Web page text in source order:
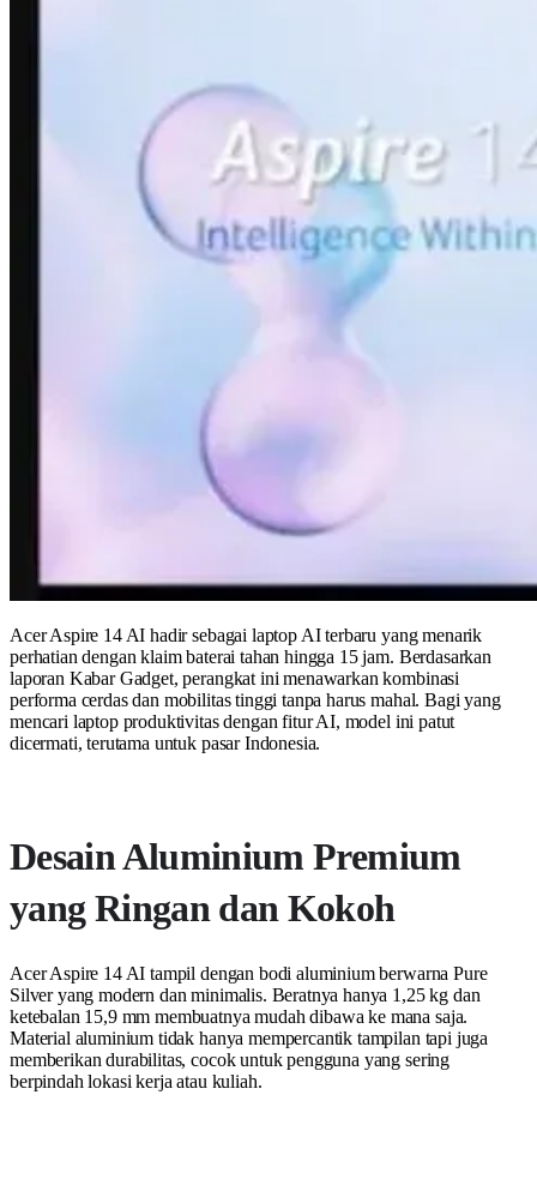
Acer Aspire 14 AI hadir sebagai laptop AI terbaru yang menarik
perhatian dengan klaim baterai tahan hingga 15 jam. Berdasarkan
laporan Kabar Gadget, perangkat ini menawarkan kombinasi
performa cerdas dan mobilitas tinggi tanpa harus mahal. Bagi yang
mencari laptop produktivitas dengan fitur AI, model ini patut
dicermati, terutama untuk pasar Indonesia.
Desain Aluminium Premium
yang Ringan dan Kokoh
Acer Aspire 14 AI tampil dengan bodi aluminium berwarna Pure
Silver yang modern dan minimalis. Beratnya hanya 1,25 kg dan
ketebalan 15,9 mm membuatnya mudah dibawa ke mana saja.
Material aluminium tidak hanya mempercantik tampilan tapi juga
memberikan durabilitas, cocok untuk pengguna yang sering
berpindah lokasi kerja atau kuliah.